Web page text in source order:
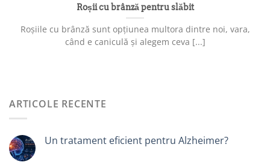
Roșii cu brânză pentru slăbit
Roșiile cu brânză sunt opțiunea multora dintre noi, vara,
când e caniculă și alegem ceva [...]
ARTICOLE RECENTE
Un tratament eficient pentru Alzheimer?